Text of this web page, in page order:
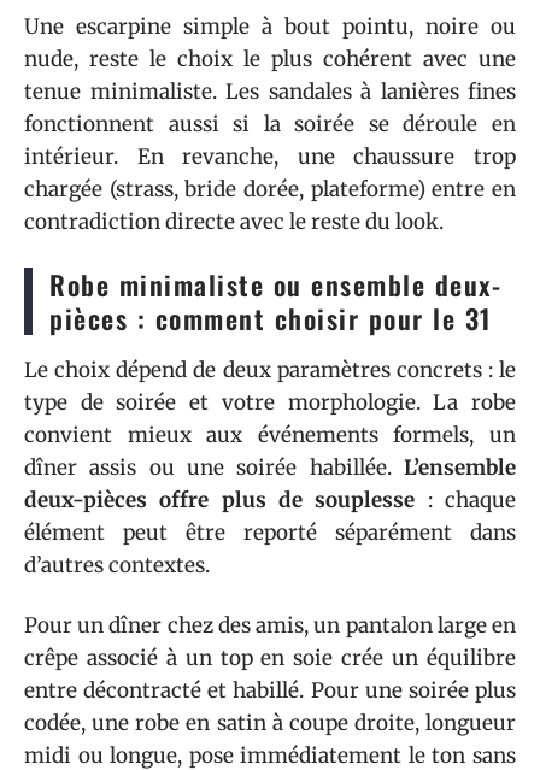
Une escarpine simple à bout pointu, noire ou
nude, reste le choix le plus cohérent avec une
tenue minimaliste. Les sandales à lanières fines
fonctionnent aussi si la soirée se déroule en
intérieur. En revanche, une chaussure trop
chargée (strass, bride dorée, plateforme) entre en
contradiction directe avec le reste du look.
Robe minimaliste ou ensemble deux-
pièces : comment choisir pour le 31
Le choix dépend de deux paramètres concrets : le
type de soirée et votre morphologie. La robe
convient mieux aux événements formels, un
dîner assis ou une soirée habillée. L’ensemble
deux-pièces offre plus de souplesse : chaque
élément peut être reporté séparément dans
d’autres contextes.
Pour un dîner chez des amis, un pantalon large en
crêpe associé à un top en soie crée un équilibre
entre décontracté et habillé. Pour une soirée plus
codée, une robe en satin à coupe droite, longueur
midi ou longue, pose immédiatement le ton sans